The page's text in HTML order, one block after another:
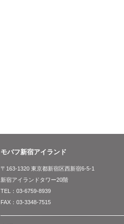
モバフ新宿アイランド
〒163-1320 東京都新宿区西新宿6-5-1
新宿アイランドタワー20階
TEL：03-6759-8939
FAX：03-3348-7515